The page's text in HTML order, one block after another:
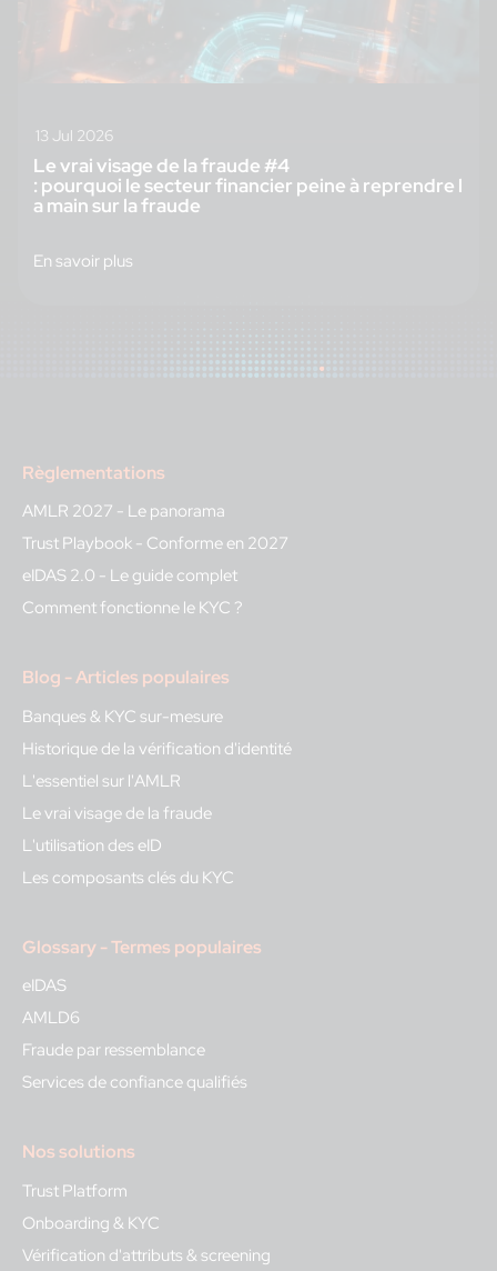
13 Jul 2026
Le vrai visage de la fraude #4
: pourquoi le secteur financier peine à reprendre l
a main sur la fraude
En savoir plus
Règlementations
AMLR 2027 - Le panorama
Trust Playbook - Conforme en 2027
eIDAS 2.0 - Le guide complet
Comment fonctionne le KYC ?
Blog - Articles populaires
Banques & KYC sur-mesure
Historique de la vérification d'identité
L'essentiel sur l'AMLR
Le vrai visage de la fraude
L'utilisation des eID
Les composants clés du KYC
Glossary - Termes populaires
eIDAS
AMLD6
Fraude par ressemblance
Services de confiance qualifiés
Nos solutions
Trust Platform
Onboarding & KYC
Vérification d'attributs & screening